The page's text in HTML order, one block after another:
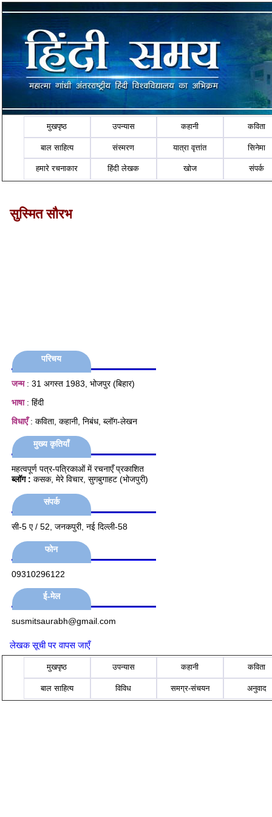
मुखपृष्ठ उपन्यास कहानी कविता
बाल साहित्य संस्मरण यात्रा वृत्तांत सिनेमा
हमारे रचनाकार हिंदी लेखक खोज संपर्क
सुस्मित सौरभ
परिचय
जन्म: 31 अगस्त 1983, भोजपुर (बिहार)
भाषा: हिंदी
विधाएँ: कविता, कहानी, निबंध, ब्लॉग-लेखन
मुख्य कृतियाँ
महत्वपूर्ण पत्र-पत्रिकाओं में रचनाएँ प्रकाशित
ब्लॉग : कसक, मेरे विचार, सुगबुगाहट (भोजपुरी)
संपर्क
सी-5 ए / 52, जनकपुरी, नई दिल्ली-58
फोन
09310296122
ई-मेल
susmitsaurabh@gmail.com
लेखक सूची पर वापस जाएँ
मुखपृष्ठ उपन्यास कहानी कविता
बाल साहित्य विविध समग्र-संचयन अनुवाद